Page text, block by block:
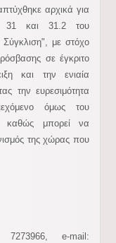
αρχικά για
31 και 31.2 του
Σύγκλιση", με στόχο
σε έγκριτο
και την ενιαία
την ευρεσιμότητα
όμως του
καθώς μπορεί να
της χώρας που
7273966, e-mail: